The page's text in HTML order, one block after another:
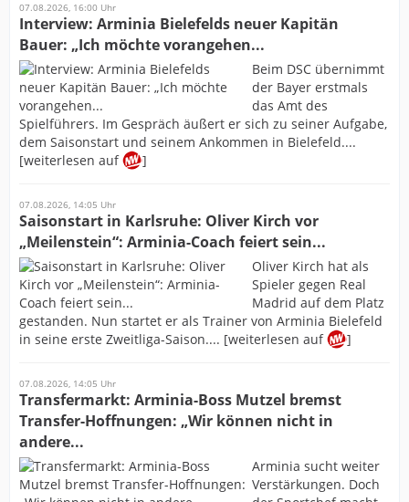
07.08.2026, 16:00 Uhr
Interview: Arminia Bielefelds neuer Kapitän
Bauer: „Ich möchte vorangehen...
Beim DSC übernimmt
der Bayer erstmals
das Amt des
Spielführers. Im Gespräch äußert er sich zu seiner Aufgabe,
dem Saisonstart und seinem Ankommen in Bielefeld....
[weiterlesen auf
]
07.08.2026, 14:05 Uhr
Saisonstart in Karlsruhe: Oliver Kirch vor
„Meilenstein“: Arminia-Coach feiert sein...
Oliver Kirch hat als
Spieler gegen Real
Madrid auf dem Platz
gestanden. Nun startet er als Trainer von Arminia Bielefeld
in seine erste Zweitliga-Saison.... [weiterlesen auf
]
07.08.2026, 14:05 Uhr
Transfermarkt: Arminia-Boss Mutzel bremst
Transfer-Hoffnungen: „Wir können nicht in
andere...
Arminia sucht weiter
Verstärkungen. Doch